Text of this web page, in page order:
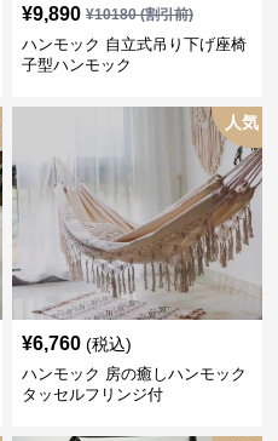
¥9,890 ¥10180(割引前)
ハンモック 自立式吊り下げ座椅
子型ハンモック
人気
¥6,760 (税込)
ハンモック 房の癒しハンモック
タッセルフリンジ付